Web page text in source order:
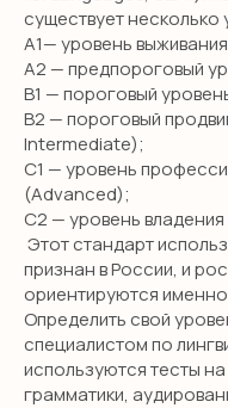
существует несколько
А1— уровень
А2 — предпороговый
В1 — пороговый
В2 — пороговый
Intermediate);
С1 — уровень
(Advanced);
С2 — уровень
Этот стандарт
признан в России, и
ориентируются именно
Определить свой
специалистом по
используются тесты
грамматики,